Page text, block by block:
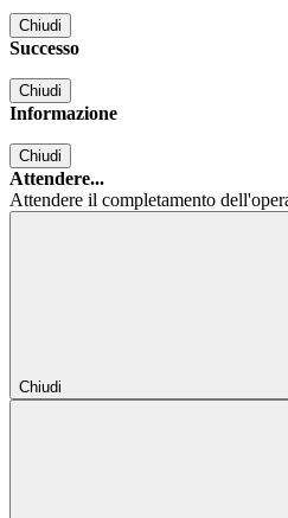
Chiudi
Successo
Chiudi
Informazione
Chiudi
Attendere...
Attendere il completamento
Chiudi